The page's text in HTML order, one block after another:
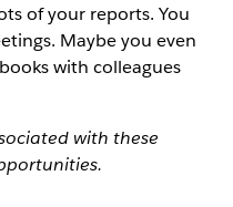
of your reports. You
Maybe you even
with colleagues
with these